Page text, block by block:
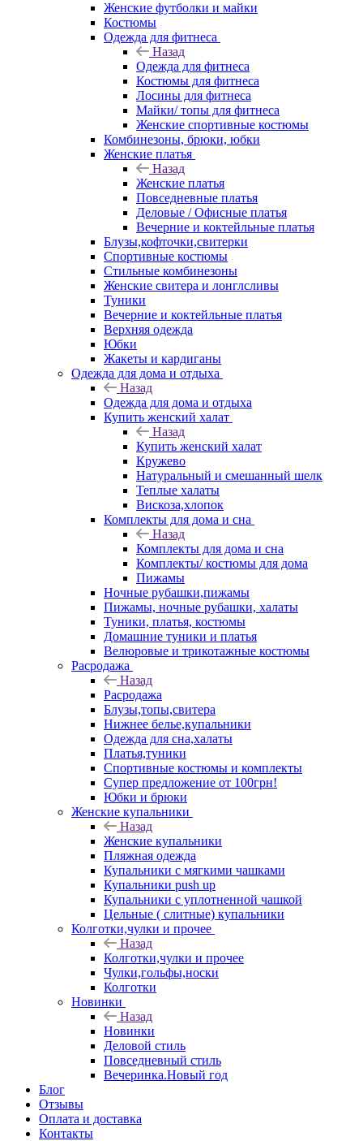
Женские футболки и майки
Костюмы
Одежда для фитнеса
Назад
Одежда для фитнеса
Костюмы для фитнеса
Лосины для фитнеса
Майки/ топы для фитнеса
Женские спортивные костюмы
Комбинезоны, брюки, юбки
Женские платья
Назад
Женские платья
Повседневные платья
Деловые / Офисные платья
Вечерние и коктейльные платья
Блузы,кофточки,свитерки
Спортивные костюмы
Стильные комбинезоны
Женские свитера и лонглсливы
Туники
Вечерние и коктейльные платья
Верхняя одежда
Юбки
Жакеты и кардиганы
Одежда для дома и отдыха
Назад
Одежда для дома и отдыха
Купить женский халат
Назад
Купить женский халат
Кружево
Натуральный и смешанный шелк
Теплые халаты
Вискоза,хлопок
Комплекты для дома и сна
Назад
Комплекты для дома и сна
Комплекты/ костюмы для дома
Пижамы
Ночные рубашки,пижамы
Пижамы, ночные рубашки, халаты
Туники, платья, костюмы
Домашние туники и платья
Велюровые и трикотажные костюмы
Расродажа
Назад
Расродажа
Блузы,топы,свитера
Нижнее белье,купальники
Одежда для сна,халаты
Платья,туники
Спортивные костюмы и комплекты
Супер предложение от 100грн!
Юбки и брюки
Женские купальники
Назад
Женские купальники
Пляжная одежда
Купальники с мягкими чашками
Купальники push up
Купальники с уплотненной чашкой
Цельные ( слитные) купальники
Колготки,чулки и прочее
Назад
Колготки,чулки и прочее
Чулки,гольфы,носки
Колготки
Новинки
Назад
Новинки
Деловой стиль
Повседневный стиль
Вечеринка.Новый год
Блог
Отзывы
Оплата и доставка
Контакты